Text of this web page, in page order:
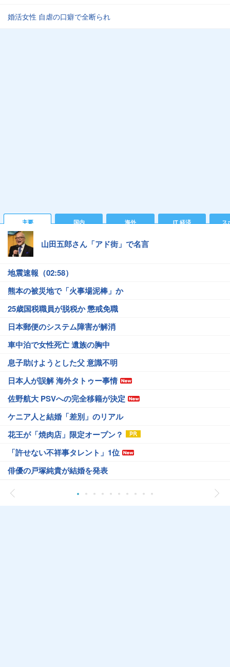
婚活女性 自虐の口癖で全断られ
主要 国内 海外 IT 経済 ス
山田五郎さん「アド街」で名言
地震速報（02:58）
熊本の被災地で「火事場泥棒」か
25歳国税職員が脱税か 懲戒免職
日本郵便のシステム障害が解消
車中泊で女性死亡 遺族の胸中
息子助けようとした父 意識不明
日本人が誤解 海外タトゥー事情
佐野航大 PSVへの完全移籍が決定
ケニア人と結婚「差別」のリアル
花王が「焼肉店」限定オープン？
「許せない不祥事タレント」1位
俳優の戸塚純貴が結婚を発表